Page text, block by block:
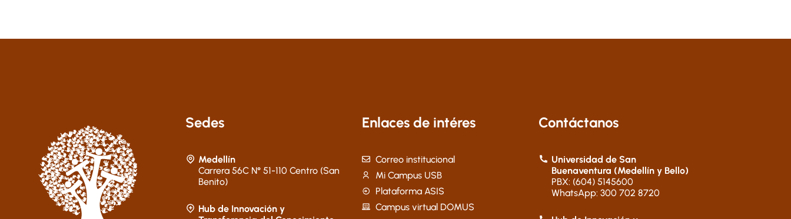
Sedes
Medellín
Carrera 56C N° 51-110 Centro (San
Benito)
Hub de Innovación y
Enlaces de intéres
Correo institucional
Mi Campus USB
Plataforma ASIS
Campus virtual DOMUS
Contáctanos
Universidad de San
Buenaventura (Medellín y Bello)
PBX: (604) 5145600
WhatsApp: 300 702 8720